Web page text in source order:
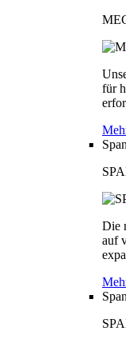
für
Die
auf